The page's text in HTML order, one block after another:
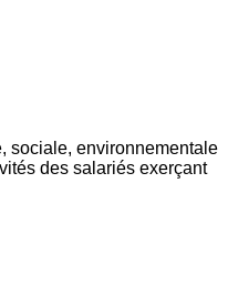
sociale, environnementale
des salariés exerçant